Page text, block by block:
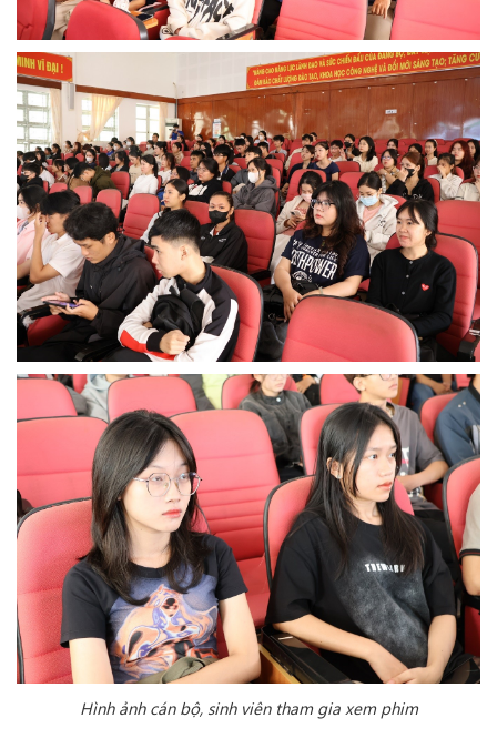
Hình ảnh cán bộ, sinh viên tham gia xem phim